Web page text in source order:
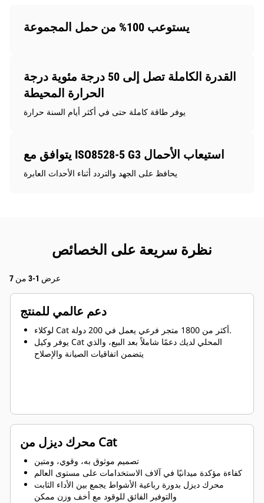
يستوعب 100% من حمل المجموعة
القدرة الكاملة تصل إلى 50 درجة مئوية درجة
الحرارة المحيطة
يوفر طاقة كاملة حتى في أكثر أيام السنة حرارة
يتوافق مع ISO8528-5 G3 استيعاب الأحمال
يحافظ على الجهد والتردد أثناء الأحداث العابرة
نظرة سريعة على الخصائص
عرض 1-3 من 7
دعم عالمي للمنتج
لوكلاء Cat أكثر من 1800 متجر فرعي يعمل في 200 دولة.
يوفر وكيل Cat المحلي لديك دعمًا شاملاً بعد البيع، والذي
يتضمن اتفاقيات الصيانة والإصلاح
محرك ديزل من Cat
تصميم موثوق به، وقوي، ومتين
كفاءة مؤكدة ميدانيًا في آلاف الاستخدامات على مستوى العالم
محرك ديزل بدورة رباعية الأشواط يجمع بين الأداء الثابت
والتوفير الفائق للوقود مع أخف وزن ممكن